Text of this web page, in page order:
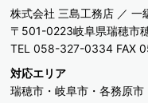
株式会社 三島工務店 ／
〒501-0223岐阜県瑞穂市
TEL 058-327-0334 FAX
対応エリア
瑞穂市・岐阜市・各務原市